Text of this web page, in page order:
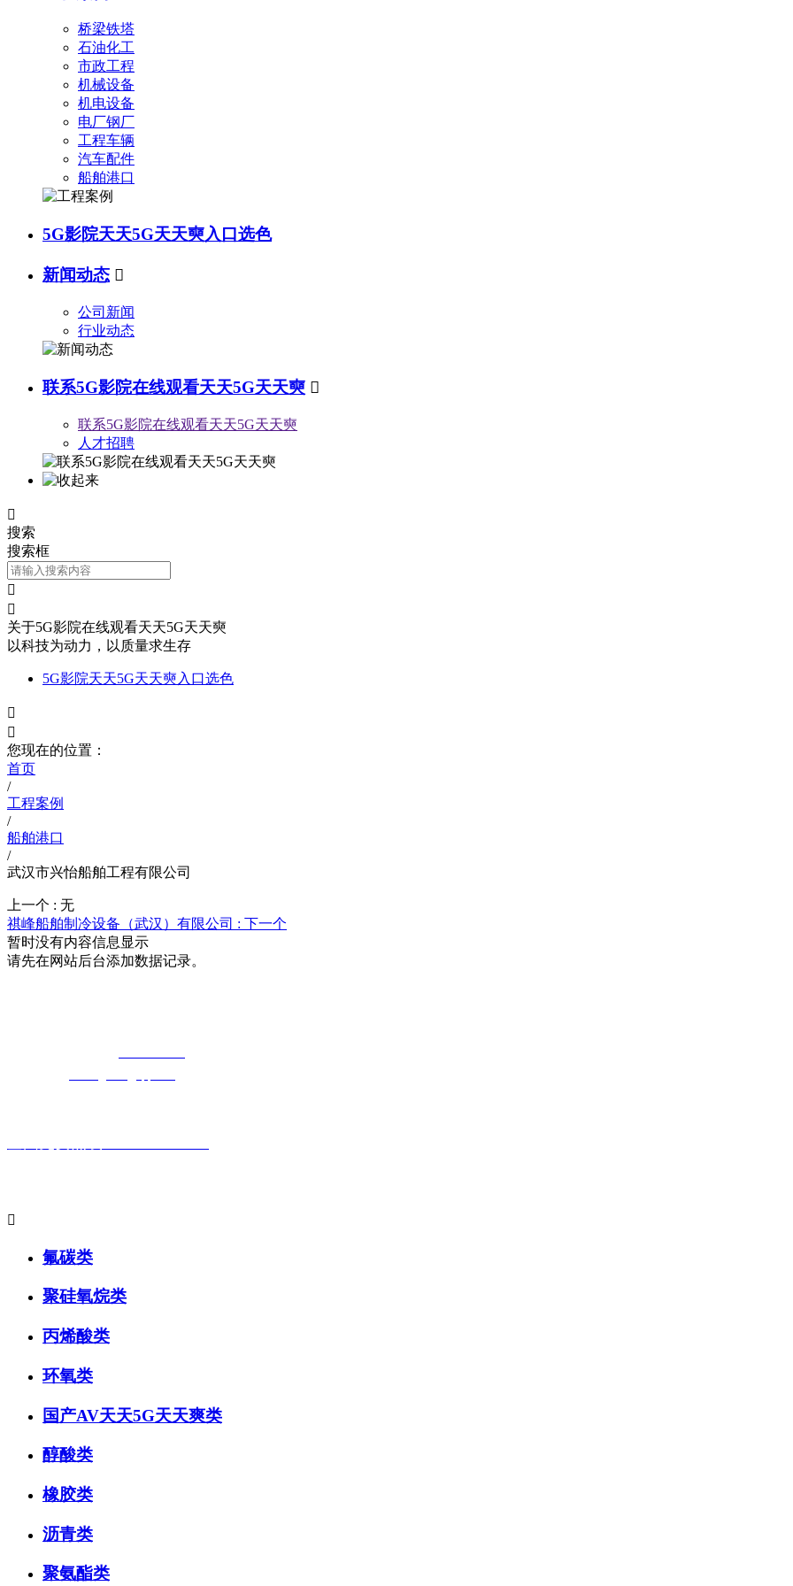
桥梁铁塔
石油化工
市政工程
机械设备
机电设备
电厂钢厂
工程车辆
汽车配件
船舶港口
5G影院天天5G天天奭入口选色
新闻动态 
公司新闻
行业动态
联系5G影院在线观看天天5G天天奭 
联系5G影院在线观看天天5G天天奭
人才招聘

搜索
搜索框


关于5G影院在线观看天天5G天天奭
以科技为动力，以质量求生存
5G影院天天5G天天奭入口选色


您现在的位置：
首页
/
工程案例
/
船舶港口
/
武汉市兴怡船舶工程有限公司
上一个 : 无
祺峰船舶制冷设备（武汉）有限公司 : 下一个
暂时没有内容信息显示
请先在网站后台添加数据记录。

氟碳类
聚硅氧烷类
丙烯酸类
环氧类
国产AV天天5G天天爽类
醇酸类
橡胶类
沥青类
聚氨酯类